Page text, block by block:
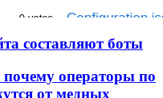
составляют боты
операторы по
от медных